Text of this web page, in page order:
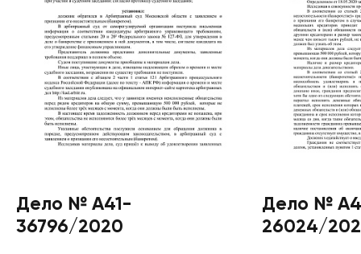
Дело № А41-
36796/2020
Дело №
26024/